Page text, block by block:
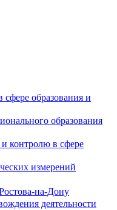
сфере образования и
образования
контролю в сфере
измерений
на-Дону
деятельности